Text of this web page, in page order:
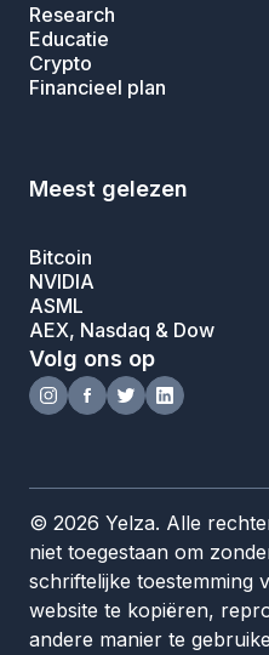
Research
Educatie
Crypto
Financieel plan
Meest gelezen
Bitcoin
NVIDIA
ASML
AEX, Nasdaq & Dow
Volg ons op
© 2026 Yelza. Alle
niet toegestaan om
schriftelijke toestemming
website te kopiëren,
andere manier te